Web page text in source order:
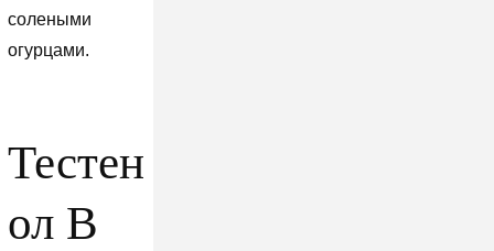
солеными
огурцами.
Тестен
ол В